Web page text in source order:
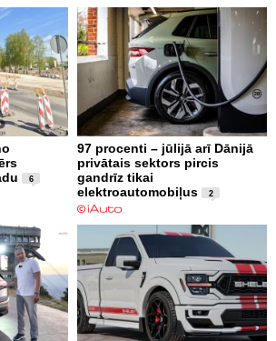
6
97 procenti – jūlijā arī Dānijā
privātais sektors pircis
gandrīz tikai
elektroautomobiļus
2